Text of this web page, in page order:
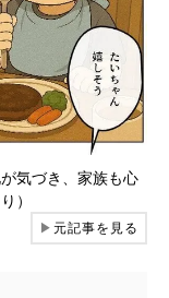
気づき、家族も心
）
▶元記事を見る